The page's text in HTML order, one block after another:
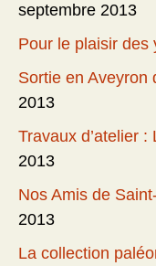
septembre 2013
Pour le plaisir des
Sortie en Aveyron
2013
Travaux d’atelier
2013
Nos Amis de
2013
La collection